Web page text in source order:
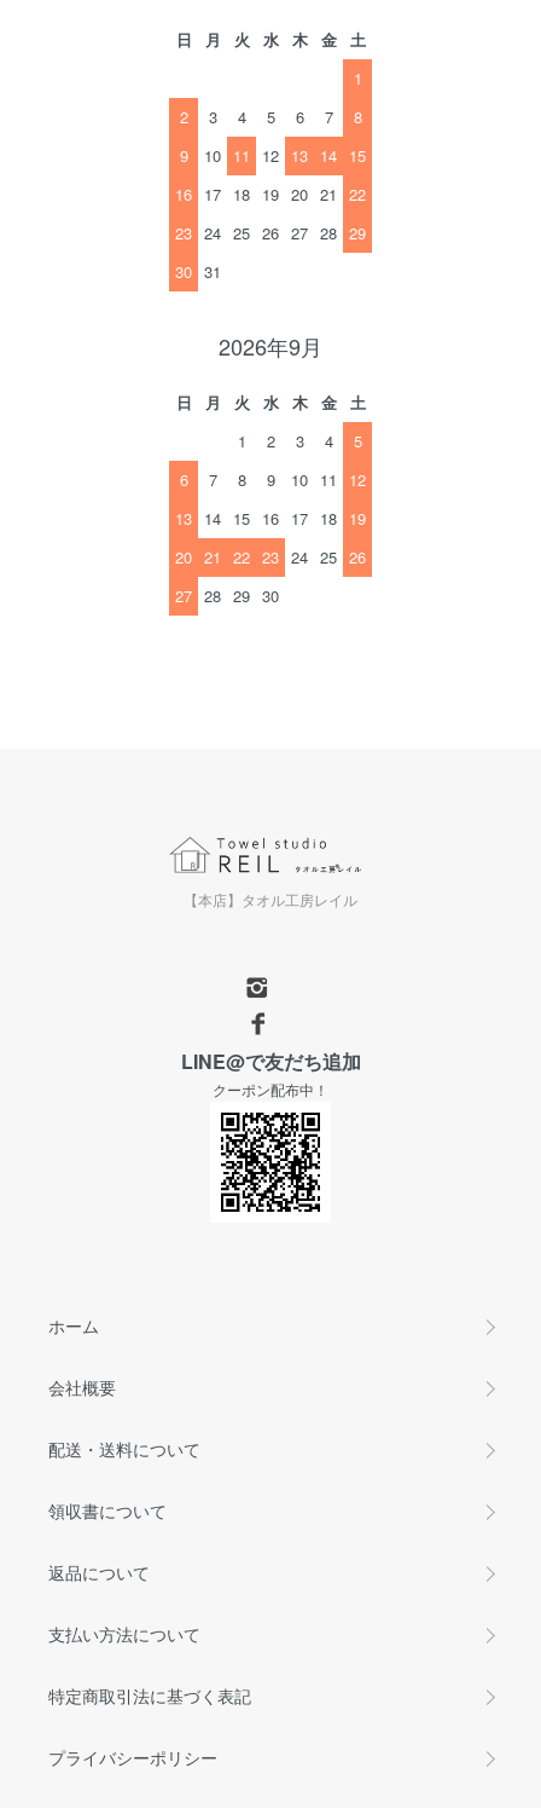
日 月 火 水 木 金
土
1
2
3 4 5 6 7
8
9
10 11 12 13 14 15
16 17 18 19 20 21
22
23 24 25 26 27 28 29
30 31
2026年9月
日 月 火 水 木 金
土
1
2 3 4
5
6
7 8 9 10 11
12
13 14 15 16 17 18 19
20 21 22 23 24 25 26
27 28 29 30
【本店】タオル工房レイル
LINE@で友だち追加
クーポン配布中！
ホーム
会社概要
配送・送料について
領収書について
返品について
支払い方法について
特定商取引法に基づく表記
プライバシーポリシー